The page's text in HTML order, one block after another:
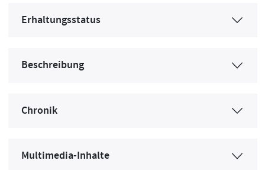
Erhaltungsstatus
Beschreibung
Chronik
Multimedia-Inhalte